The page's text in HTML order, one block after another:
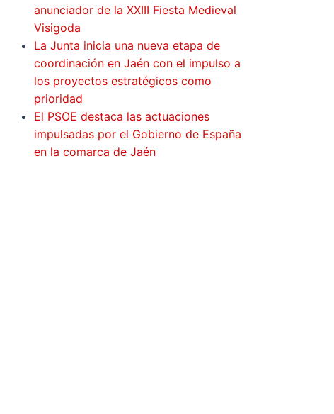
anunciador de la XXIII Fiesta Medieval
Visigoda
La Junta inicia una nueva etapa de
coordinación en Jaén con el impulso a
los proyectos estratégicos como
prioridad
El PSOE destaca las actuaciones
impulsadas por el Gobierno de España
en la comarca de Jaén